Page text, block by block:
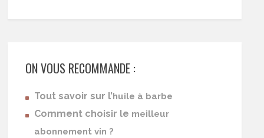
ON VOUS RECOMMANDE :
Tout savoir sur l’huile à barbe
Comment choisir le meilleur
abonnement vin ?